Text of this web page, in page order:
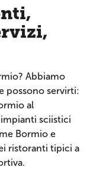
Abbiamo
possono servirti:
al
sciistici
Bormio e
ristoranti tipici a